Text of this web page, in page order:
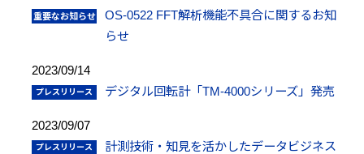
OS-0522 FFT解析機能不具合に関するお知
らせ
2023/09/14
デジタル回転計「TM-4000シリーズ」発売
2023/09/07
計測技術・知見を活かしたデータビジネス